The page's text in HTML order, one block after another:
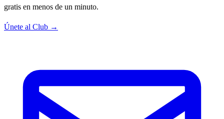
gratis en menos de un minuto.
Únete al Club →